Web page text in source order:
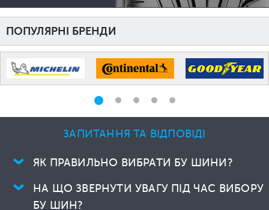
ЗАПИТАННЯ ТА ВІДПОВІДІ
ЯК ПРАВИЛЬНО ВИБРАТИ БУ ШИНИ?
НА ЩО ЗВЕРНУТИ УВАГУ ПІД ЧАС ВИБОРУ
БУ ШИН?
ПОПУЛЯРНІ БРЕНДИ